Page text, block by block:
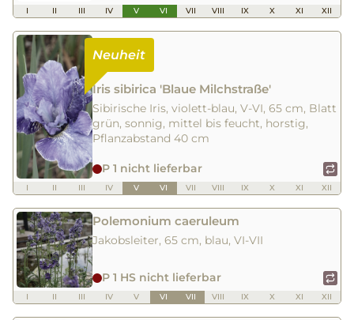
I II III IV V VI VII VIII IX X XI XII
Iris sibirica 'Blaue Milchstraße'
Sibirische Iris, violett-blau, V-VI, 65 cm, Blatt
grün, sonnig, mittel bis feucht, horstig,
Pflanzabstand 40 cm
P 1 nicht lieferbar
I II III IV V VI VII VIII IX X XI XII
Polemonium caeruleum
Jakobsleiter, 65 cm, blau, VI-VII
P 1 HS nicht lieferbar
I II III IV V VI VII VIII IX X XI XII